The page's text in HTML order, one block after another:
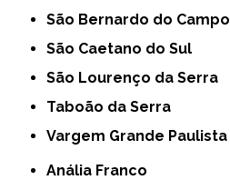
São Bernardo do Campo
São Caetano do Sul
São Lourenço da Serra
Taboão da Serra
Vargem Grande Paulista
Anália Franco